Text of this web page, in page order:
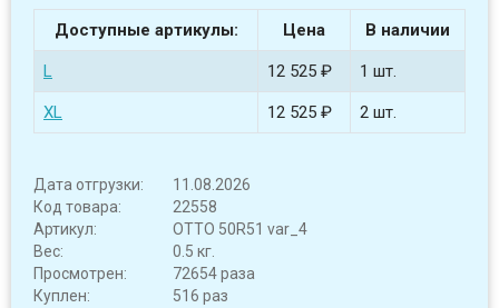
Доступные артикулы: Цена В наличии
L 12 525 ₽ 1 шт.
XL 12 525 ₽ 2 шт.
Дата отгрузки:
11.08.2026
Код товара:
22558
Артикул:
OTTO 50R51 var_4
Вес:
0.5 кг.
Просмотрен:
72654 раза
Куплен:
516 раз